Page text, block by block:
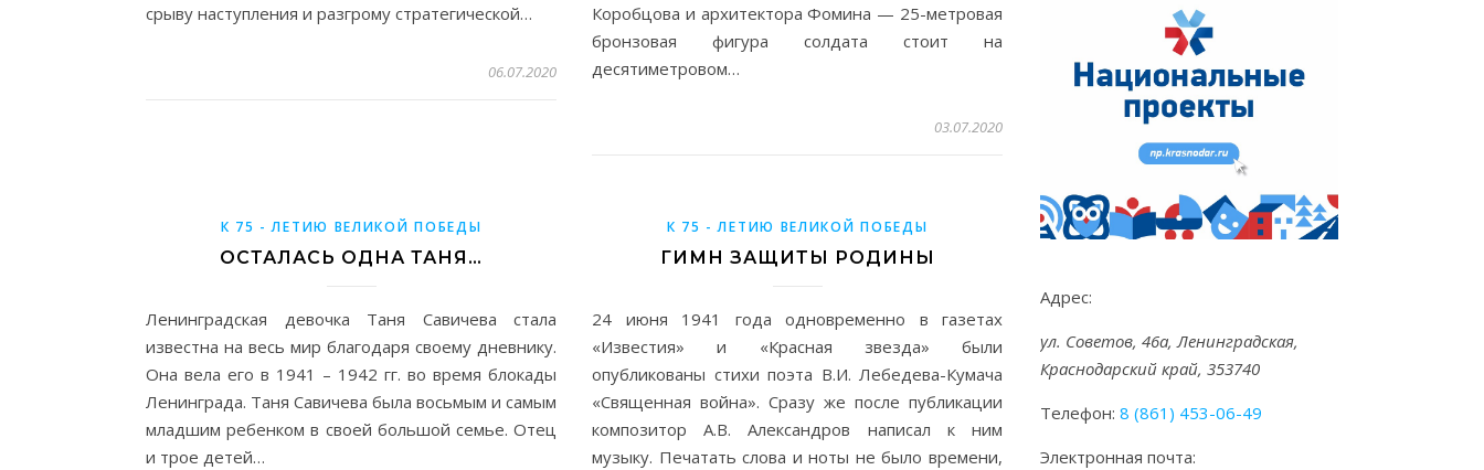
срыву наступления и разгрому стратегической…
06.07.2020
Коробцова и архитектора Фомина — 25-метровая
бронзовая фигура солдата стоит на
десятиметровом…
03.07.2020
К 75 - ЛЕТИЮ ВЕЛИКОЙ ПОБЕДЫ
ОСТАЛАСЬ ОДНА ТАНЯ…
Ленинградская девочка Таня Савичева стала
известна на весь мир благодаря своему дневнику.
Она вела его в 1941 – 1942 гг. во время блокады
Ленинграда. Таня Савичева была восьмым и самым
младшим ребенком в своей большой семье. Отец
и трое детей…
К 75 - ЛЕТИЮ ВЕЛИКОЙ ПОБЕДЫ
ГИМН ЗАЩИТЫ РОДИНЫ
24 июня 1941 года одновременно в газетах
«Известия» и «Красная звезда» были
опубликованы стихи поэта В.И. Лебедева-Кумача
«Священная война». Сразу же после публикации
композитор А.В. Александров написал к ним
музыку. Печатать слова и ноты не было времени,
Адрес:
ул. Советов, 46а, Ленинградская,
Краснодарский край, 353740
Телефон: 8 (861) 453-06-49
Электронная почта: